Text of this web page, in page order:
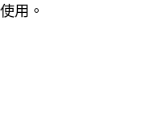
用。